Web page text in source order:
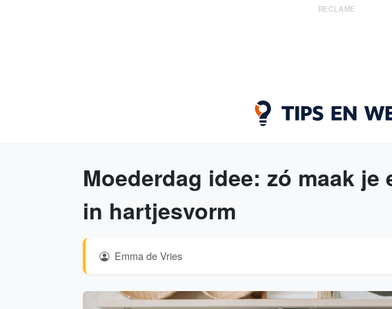
RECLAME
Moederdag idee: zó maak
in hartjesvorm
Emma de Vries